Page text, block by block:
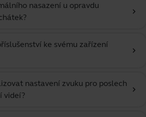
nasazení u opravdu
chevron_right
ke svému zařízení
chevron_right
nastavení zvuku pro poslech
videí?
chevron_right